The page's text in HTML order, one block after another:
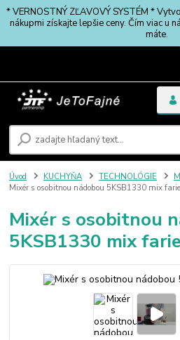
* VERNOSTNÝ ZĽAVOVÝ SYSTÉM *
nákupmi získajte lepšie ceny. Čím viac u
máte.
Úvod KUCHYŇA TECHNOLÓGIE
Mixér s osobitnou nádobou 5KSB1330 mix
Mixér s osobitnou
5KSB1330 mix